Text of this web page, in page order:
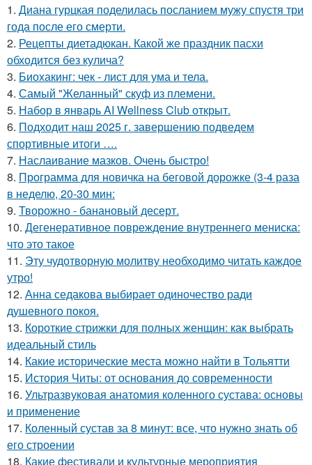
1. Диана гурцкая поделилась посланием мужу спустя три
года после его смерти.
2. Рецепты диетадюкан. Какой же праздник пасхи
обходится без кулича?
3. Биохакинг: чек - лист для ума и тела.
4. Самый "Желанный" скуф из племени.
5. Набор в январь AI Wellness Club открыт.
6. Подходит наш 2025 г. завершению подведем
спортивные итоги ….
7. Наслаивание мазков. Очень быстро!
8. Программа для новичка на беговой дорожке (3-4 раза
в неделю, 20-30 мин:
9. Творожно - банановый десерт.
10. Дегенеративное повреждение внутреннего мениска:
что это такое
11. Эту чудотворную молитву необходимо читать каждое
утро!
12. Анна седакова выбирает одиночество ради
душевного покоя.
13. Короткие стрижки для полных женщин: как выбрать
идеальный стиль
14. Какие исторические места можно найти в Тольятти
15. История Читы: от основания до современности
16. Ультразвуковая анатомия коленного сустава: основы
и применение
17. Коленный сустав за 8 минут: все, что нужно знать об
его строении
18. Какие фестивали и культурные мероприятия